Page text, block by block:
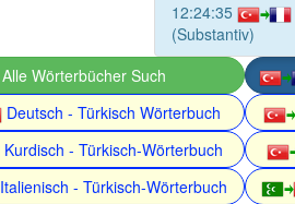
12:24:35
(Substantiv)
Alle Wörterbücher Such
Deutsch - Türkisch Wörterbuch
Kurdisch - Türkisch-Wörterbuch
Italienisch - Türkisch-Wörterbuch